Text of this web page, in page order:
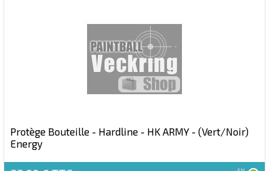
Protège Bouteille - Hardline - HK ARMY - (Vert/Noir)
Energy